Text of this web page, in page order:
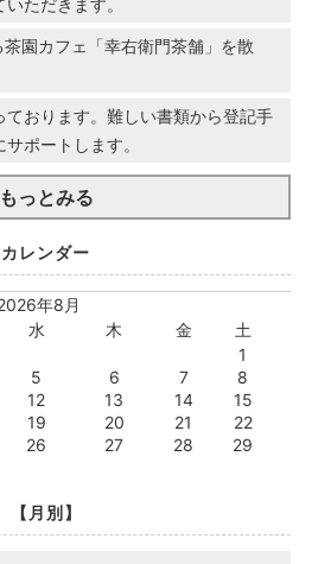
ただきます。
園カフェ「幸右衛門茶舗」を散
おります。難しい書類から登記手
ポートします。
もっとみる
カレンダー
年8月
水 木 金
土
1
5 6 7
8
12 13 14
15
19 20 21
22
26 27 28
29
【月別】